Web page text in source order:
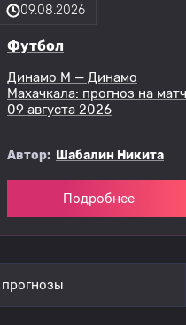
09.08.2026
Футбол
Динамо М — Динамо
Махачкала: прогноз на матч
09 августа 2026
Автор: Шабалин Никита
Подробнее